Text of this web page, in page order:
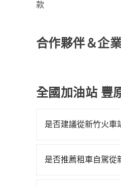
款
合作夥伴＆企
全國加油站 豐
是否建議從新竹火車
23:32，新竹-台中一
是否推薦租車自駕從